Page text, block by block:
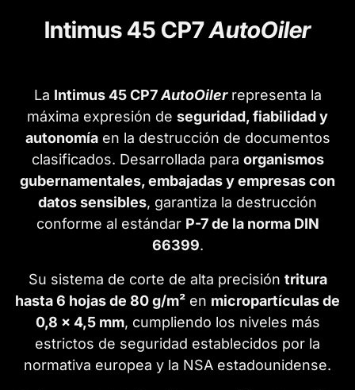
Intimus 45 CP7AutoOiler
La Intimus 45 CP7AutoOilerrepresenta la
máxima expresión de seguridad, fiabilidad y
autonomíaen la destrucción de documentos
clasificados. Desarrollada para organismos
gubernamentales, embajadas y empresas con
datos sensibles, garantiza la destrucción
conforme al estándar P-7 de la norma DIN
66399.
Su sistema de corte de alta precisión tritura
hasta 6 hojas de 80 g/m² en micropartículas de
0,8 x 4,5 mm, cumpliendo los niveles más
estrictos de seguridad establecidos por la
normativa europea y la NSA estadounidense.